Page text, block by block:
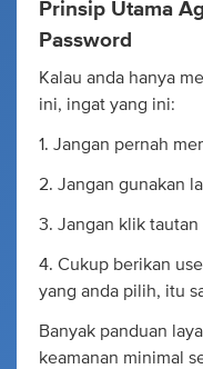
Prinsip Utama
Password
Kalau anda hanya
ini, ingat yang ini:
1. Jangan pernah
2. Jangan gunakan
3. Jangan klik
4. Cukup berikan
yang anda pilih, itu
Banyak panduan
keamanan minimal